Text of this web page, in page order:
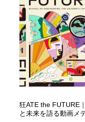
狂ATE the FUTURE
と未来を語る動画メ